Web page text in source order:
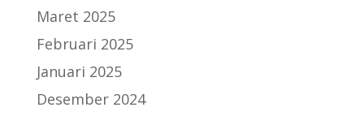
Maret 2025
Februari 2025
Januari 2025
Desember 2024